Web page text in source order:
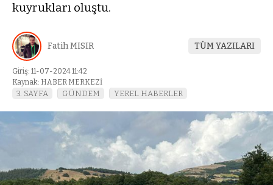
kuyrukları oluştu.
Fatih MISIR TÜM YAZILARI
Giriş: 11-07-2024 11:42
Kaynak: HABER MERKEZİ
3. SAYFA GÜNDEM YEREL HABERLER